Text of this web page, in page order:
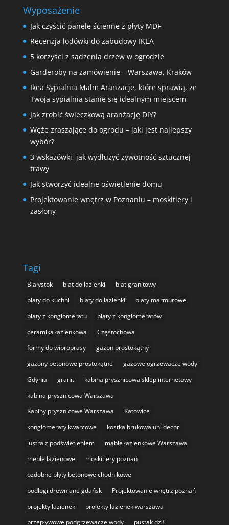
Wyposażenie
Jak czyścić panele ścienne z płyty MDF
Recenzja lodówki do zabudowy IKEA
5 korzyści z sadzenia drzew w ogrodzie
Garderoby na zamówienie – Warszawa, Kraków
Ikea Sypialnia Malm Aranżacje, które sprawią, że
Twoja sypialnia stanie się idealnym miejscem
Jak zrobić świeczkową aranżację DIY?
Węże zraszające do ogrodu – jaki jest najlepszy
wybór?
3 wskazówki, jak wydłużyć żywotność sztucznej
trawy
Jak stworzyć idealne oświetlenie domu
Projektowanie wnętrz w Poznaniu – moskitiery i
zasłony
Tagi
Białystok blat do łazienki
blat granitowy
blaty do kuchni
blaty do łazienki
blaty marmurowe
blaty z konglomeratu
blaty z konglomeratów
ceramika łazienkowa
Częstochowa
formy do wibroprasy
gazon prostokątny
gazony betonowe prostokątne
gazowe ogrzewacze wody
Gdynia
granit
kabina prysznicowa sklep internetowy
kabina prysznicowa Warszawa
Kabiny prysznicowe Warszawa
Katowice
konglomeraty kwarcowe
kostka brukowa uni decor
lustra z podświetleniem
mable łazienkowe Warszawa
meble łazienowe
moskitiery poznań
ozdobne płyty betonowe chodnikowe
podłogi drewniane gdańsk
Projektowanie wnętrz poznań
projekty łazienek
projekty łazienek warszawa
przepływowe podgrzewacze wody
pustak dz3